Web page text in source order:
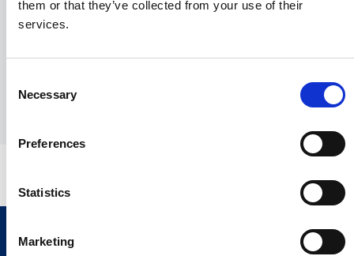
them or that they’ve collected from your use of their
services.
Selection
Necessary
Preferences
Statistics
Marketing
您可以在下方输入您的联系方式，与我们的新闻办公室和媒
发送